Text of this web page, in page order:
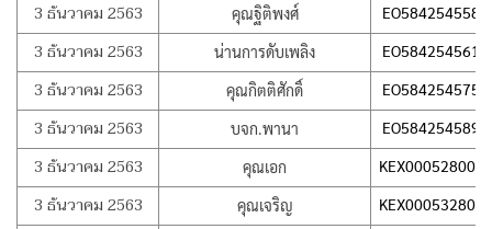
3 ธันวาคม 2563 คุณฐิติพงศ์
3 ธันวาคม 2563 น่านการดับเพลิง
3 ธันวาคม 2563 คุณกิตติศักดิ์
3 ธันวาคม 2563 บจก.พานา
3 ธันวาคม 2563 คุณเอก
3 ธันวาคม 2563 คุณเจริญ